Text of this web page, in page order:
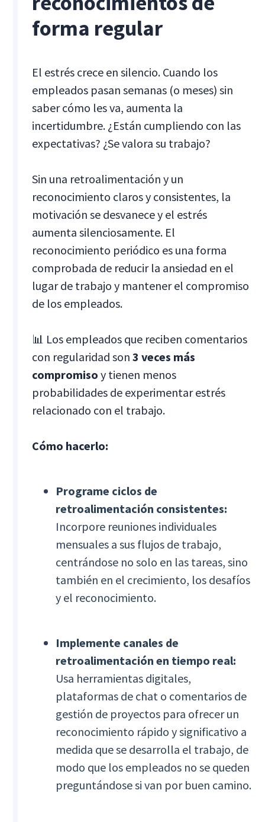
forma regular
El estrés crece en silencio. Cuando los
empleados pasan semanas (o meses) sin
saber cómo les va, aumenta la
incertidumbre. ¿Están cumpliendo con las
expectativas? ¿Se valora su trabajo?
Sin una retroalimentación y un
reconocimiento claros y consistentes, la
motivación se desvanece y el estrés
aumenta silenciosamente. El
reconocimiento periódico es una forma
comprobada de reducir la ansiedad en el
lugar de trabajo y mantener el compromiso
de los empleados.
📊 Los empleados que reciben comentarios
con regularidad son3 veces más
compromiso y tienen menos
probabilidades de experimentar estrés
relacionado con el trabajo.
Cómo hacerlo:
Programe ciclos de
retroalimentación consistentes:
Incorpore reuniones individuales
mensuales a sus flujos de trabajo,
centrándose no solo en las tareas, sino
también en el crecimiento, los desafíos
y el reconocimiento.
Implemente canales de
retroalimentación en tiempo real:
Usa herramientas digitales,
plataformas de chat o comentarios de
gestión de proyectos para ofrecer un
reconocimiento rápido y significativo a
medida que se desarrolla el trabajo, de
modo que los empleados no se queden
preguntándose si van por buen camino.